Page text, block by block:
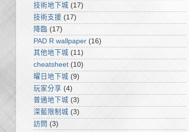
技術地下城 (17)
技術支援 (17)
降臨 (17)
PAD R wallpaper (16)
其他地下城 (11)
cheatsheet (10)
曜日地下城 (9)
玩家分享 (4)
普通地下城 (3)
深藍限制城 (3)
訪問 (3)